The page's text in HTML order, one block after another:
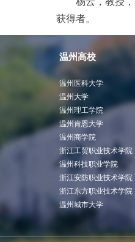
获得者。
温州高校
温州医科大学
温州大学
温州理工学院
温州肯恩大学
温州商学院
浙江工贸职业技术学院
温州科技职业学院
浙江安防职业技术学院
浙江东方职业技术学院
温州城市大学